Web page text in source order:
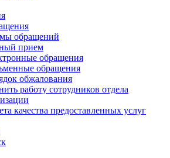
обращений
прием
обращения
обращения
обжалования
работу сотрудников отдела
качества предоставленных услуг